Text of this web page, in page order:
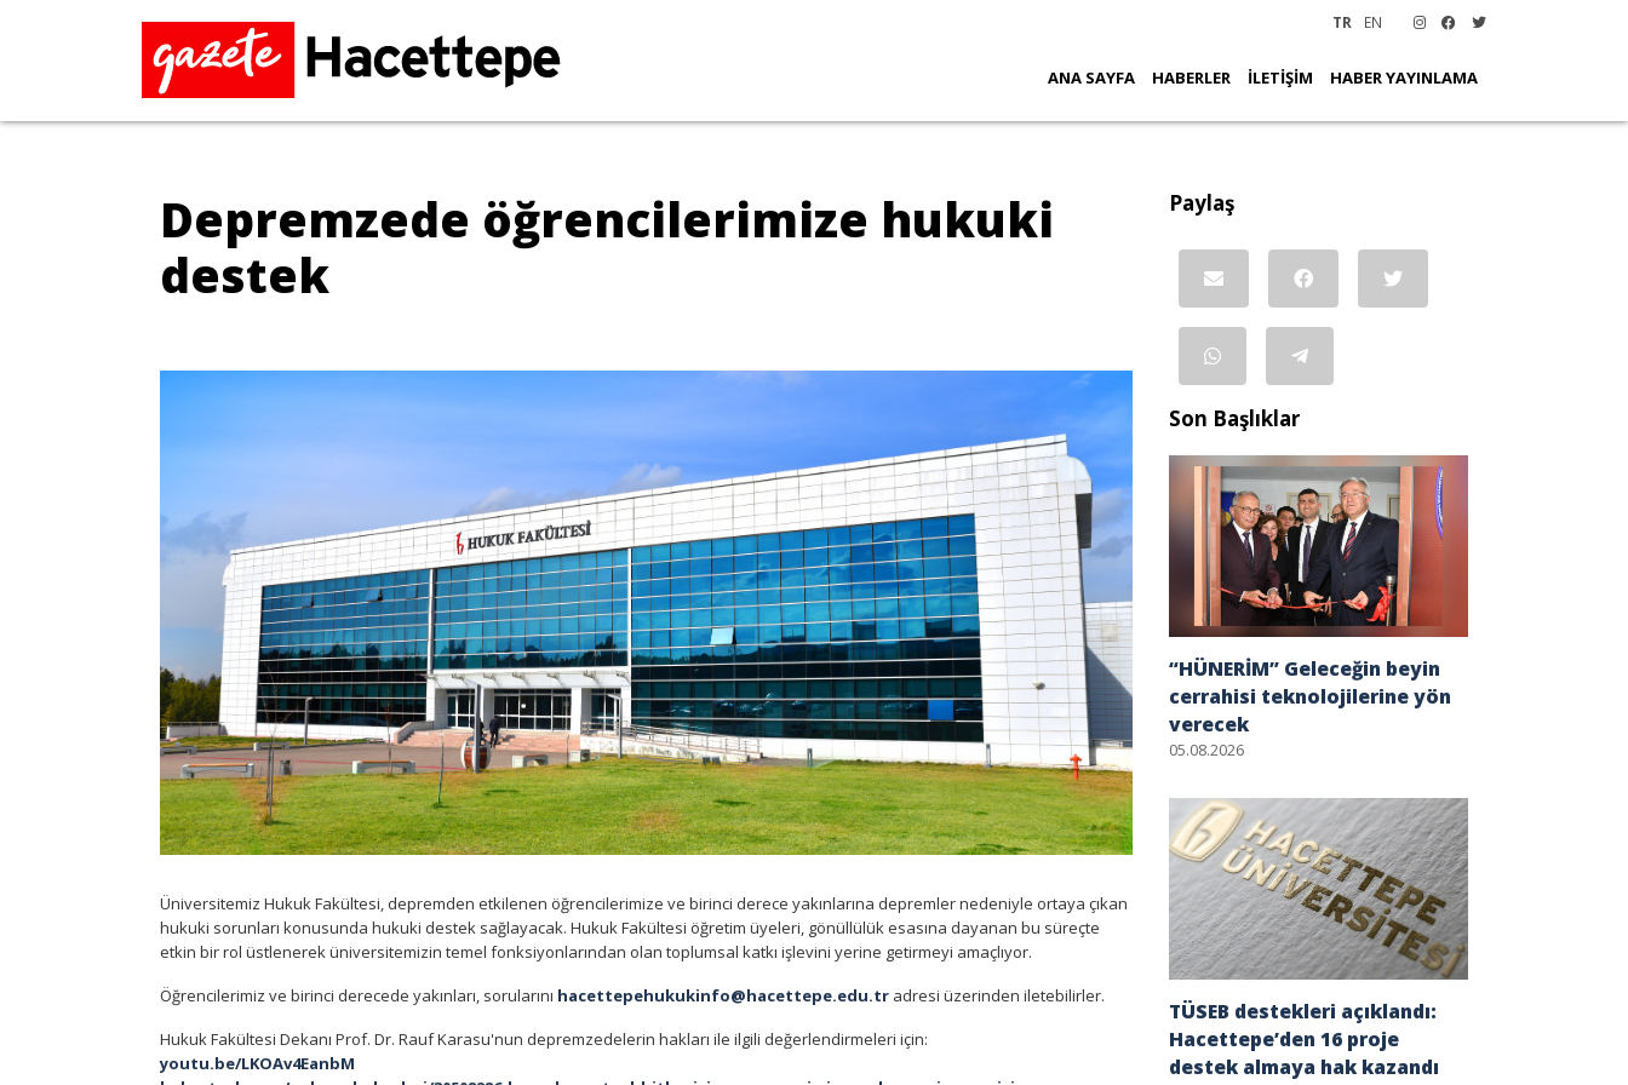
TR EN
ANA SAYFA HABERLER İLETİŞİM HABER YAYINLAMA
Depremzede öğrencilerimize hukuki
destek
Üniversitemiz Hukuk Fakültesi, depremden etkilenen öğrencilerimize ve birinci derece yakınlarına depremler nedeniyle ortaya çıkan
hukuki sorunları konusunda hukuki destek sağlayacak. Hukuk Fakültesi öğretim üyeleri, gönüllülük esasına dayanan bu süreçte
etkin bir rol üstlenerek üniversitemizin temel fonksiyonlarından olan toplumsal katkı işlevini yerine getirmeyi amaçlıyor.
Öğrencilerimiz ve birinci derecede yakınları, sorularını hacettepehukukinfo@hacettepe.edu.tr adresi üzerinden iletebilirler.
Hukuk Fakültesi Dekanı Prof. Dr. Rauf Karasu'nun depremzedelerin hakları ile ilgili değerlendirmeleri için:
youtu.be/LKOAv4EanbM
Paylaş
Son Başlıklar
“HÜNERİM” Geleceğin beyin
cerrahisi teknolojilerine yön
verecek
05.08.2026
TÜSEB destekleri açıklandı:
Hacettepe’den 16 proje
destek almaya hak kazandı